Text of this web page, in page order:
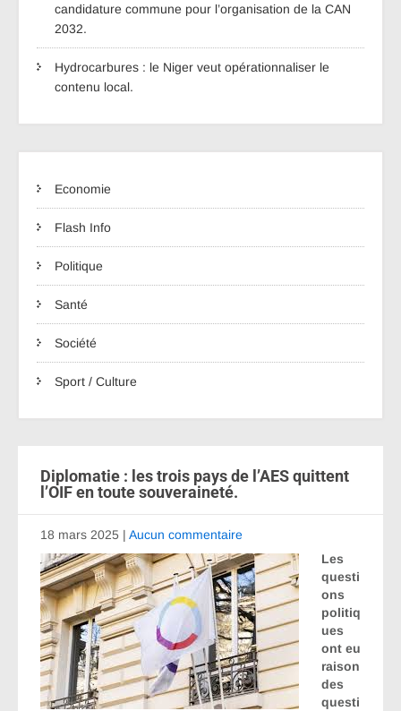
candidature commune pour l’organisation de la CAN
2032.
Hydrocarbures : le Niger veut opérationnaliser le
contenu local.
Economie
Flash Info
Politique
Santé
Société
Sport / Culture
Diplomatie : les trois pays de l’AES quittent
l’OIF en toute souveraineté.
18 mars 2025 | Aucun commentaire
Les
questi
ons
politiq
ues
ont eu
raison
des
questi